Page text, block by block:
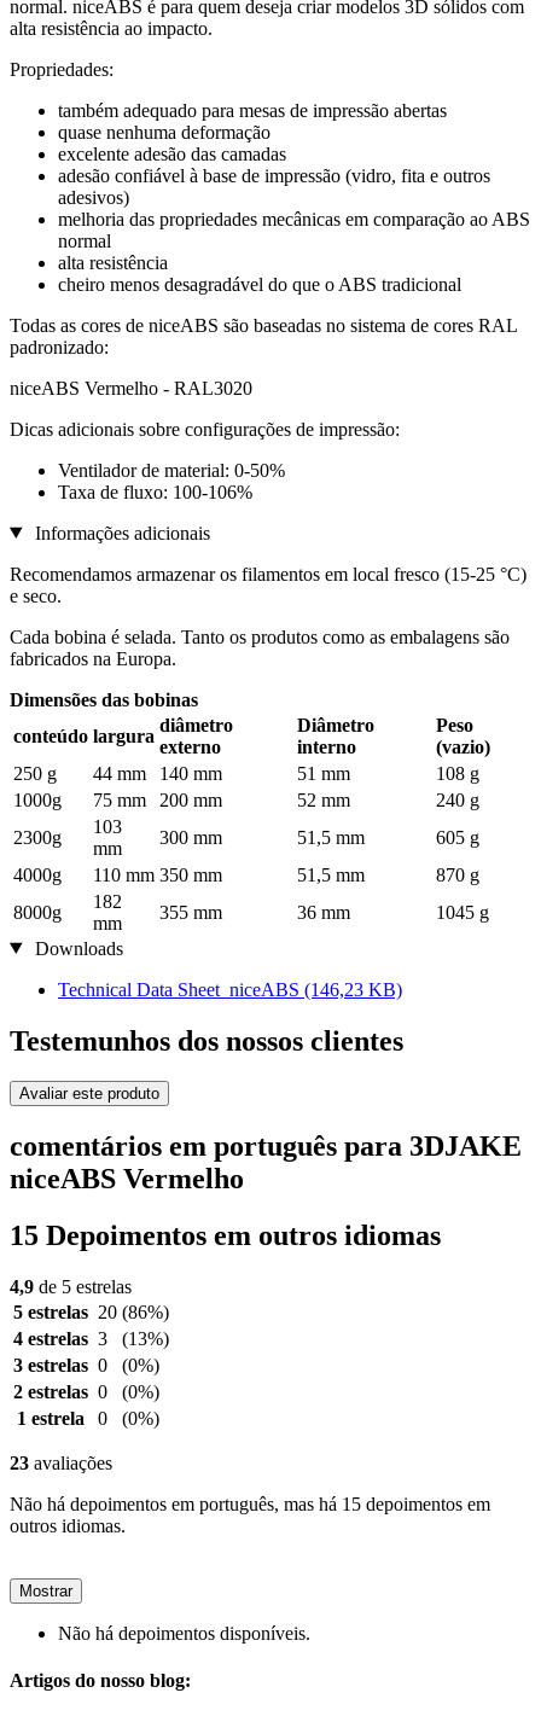
normal. niceABS é para quem deseja criar modelos 3D sólidos com
alta resistência ao impacto.
Propriedades:
também adequado para mesas de impressão abertas
quase nenhuma deformação
excelente adesão das camadas
adesão confiável à base de impressão (vidro, fita e outros
adesivos)
melhoria das propriedades mecânicas em comparação ao ABS
normal
alta resistência
cheiro menos desagradável do que o ABS tradicional
Todas as cores de niceABS são baseadas no sistema de cores RAL
padronizado:
niceABS Vermelho - RAL3020
Dicas adicionais sobre configurações de impressão:
Ventilador de material: 0-50%
Taxa de fluxo: 100-106%
Informações adicionais
Recomendamos armazenar os filamentos em local fresco (15-25 °C)
e seco.
Cada bobina é selada. Tanto os produtos como as embalagens são
fabricados na Europa.
Dimensões das bobinas
conteúdo largura
diâmetro
externo
Diâmetro
interno
Peso
(vazio)
250 g
44 mm 140 mm 51 mm
108 g
1000g
75 mm 200 mm 52 mm
240 g
2300g
103
mm
300 mm 51,5 mm
605 g
4000g
110 mm 350 mm 51,5 mm
870 g
8000g
182
mm
355 mm 36 mm
1045 g
Downloads
Technical Data Sheet_niceABS (146,23 KB)
Testemunhos dos nossos clientes
Avaliar este produto
comentários em português para 3DJAKE
niceABS Vermelho
15 Depoimentos em outros idiomas
4,9 de 5 estrelas
5 estrelas 20 (86%)
4 estrelas 3
(13%)
3 estrelas 0
(0%)
2 estrelas 0
(0%)
1 estrela
0 (0%)
23 avaliações
Não há depoimentos em português, mas há 15 depoimentos em
outros idiomas.
Mostrar
Não há depoimentos disponíveis.
Artigos do nosso blog: